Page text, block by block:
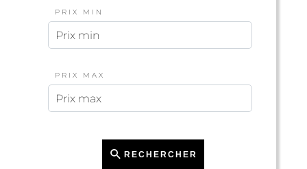
PRIX MIN
PRIX MAX
RECHERCHER